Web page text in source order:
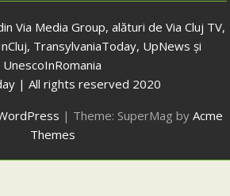
Via Media Group, alături de Via Cluj TV,
TransylvaniaToday, UpNews și
UnescoInRomania
| All rights reserved 2020
| Theme: SuperMag by Acme
Themes